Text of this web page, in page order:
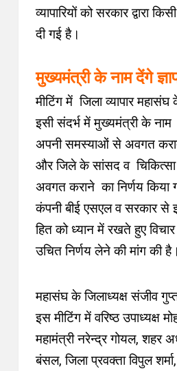
व्यापारियों को सरकार द्वारा
दी गई है।
मुख्यमंत्री के नाम देंगे
मीटिंग में जिला व्यापार महासंघ
इसी संदर्भ में मुख्यमंत्री के
अपनी समस्याओं से अवगत
और जिले के सांसद व चिकित्सा
अवगत कराने का निर्णय किया
कंपनी बीई एसएल व सरकार से
हित को ध्यान में रखते हुए
उचित निर्णय लेने की मांग की है।
महासंघ के जिलाध्यक्ष संजीव
इस मीटिंग में वरिष्ठ उपाध्यक्ष
महामंत्री नरेन्द्र गोयल, शहर
बंसल, जिला प्रवक्ता विपुल